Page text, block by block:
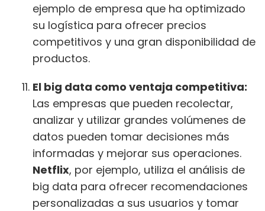
ejemplo de empresa que ha optimizado
su logística para ofrecer precios
competitivos y una gran disponibilidad de
productos.
El big data como ventaja competitiva:
Las empresas que pueden recolectar,
analizar y utilizar grandes volúmenes de
datos pueden tomar decisiones más
informadas y mejorar sus operaciones.
Netflix, por ejemplo, utiliza el análisis de
big data para ofrecer recomendaciones
personalizadas a sus usuarios y tomar